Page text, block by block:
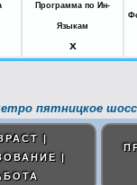
Программа по Ин-
Языкам
x
пятницкое
|
|